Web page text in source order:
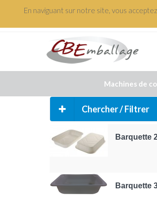
En naviguant sur notre site, vous
+(33) 3 88 48 61 82
Machines de
Chercher / Filtrer
Barquette
Barquette